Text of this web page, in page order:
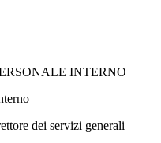
INTERNO
dei servizi generali